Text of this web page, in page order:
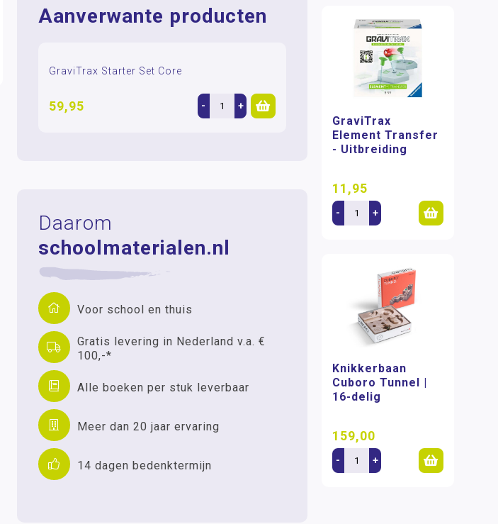
Aanverwante producten
GraviTrax Starter Set Core
59,95 - +
Daarom
schoolmaterialen.nl
Voor school en thuis
Gratis levering in Nederland v.a. €
100,-*
Alle boeken per stuk leverbaar
Meer dan 20 jaar ervaring
14 dagen bedenktermijn
GraviTrax
Element Transfer
- Uitbreiding
11,95
- +
Knikkerbaan
Cuboro Tunnel |
16-delig
159,00
- +